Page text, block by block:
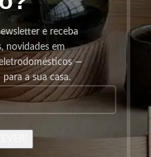
e receba
novidades em
—
a sua casa.